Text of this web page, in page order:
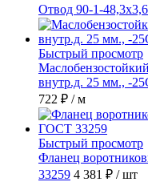
Отвод 90-1-
Быстрый просмотр
внутр.д. 25 мм., -
722 ₽ / м
Быстрый просмотр
Фланец
33259 4 381 ₽ / шт